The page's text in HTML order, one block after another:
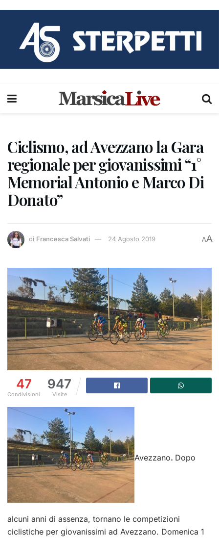
Ciclismo, ad Avezzano la Gara
regionale per giovanissimi “1°
Memorial Antonio e Marco Di
Donato”
di Francesca Salvati 24 Agosto 2019 AA
47
Condivisioni
947
Visite
Avezzano. Dopo
alcuni anni di assenza, tornano le competizioni
ciclistiche per giovanissimi ad Avezzano. Domenica 1